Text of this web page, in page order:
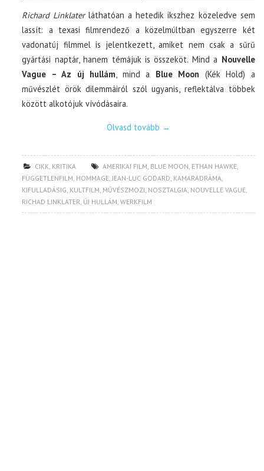
Richard Linklaterláthatóan a hetedik ikszhez közeledve sem
lassít: a texasi filmrendező a közelmúltban egyszerre két
vadonatúj filmmel is jelentkezett, amiket nem csak a sűrű
gyártási naptár, hanem témájuk is összeköt. Mind a Nouvelle
Vague – Az új hullám, mind a Blue Moon (Kék Hold) a
művészlét örök dilemmáiról szól ugyanis, reflektálva többek
között alkotójuk vívódásaira.
Olvasd tovább →
CIKK, KRITIKA AMERIKAI FILM, BLUE MOON, ETHAN HAWKE,
FÜGGETLENFILM, HOMMAGE,JEAN-LUC GODARD, KAMARADRÁMA,
KIFULLADÁSIG, KULTFILM, MŰVÉSZMOZI, NOSZTALGIA, NOUVELLE VAGUE,
RICHAD LINKLATER, ÚJ HULLÁM,WERKFILM